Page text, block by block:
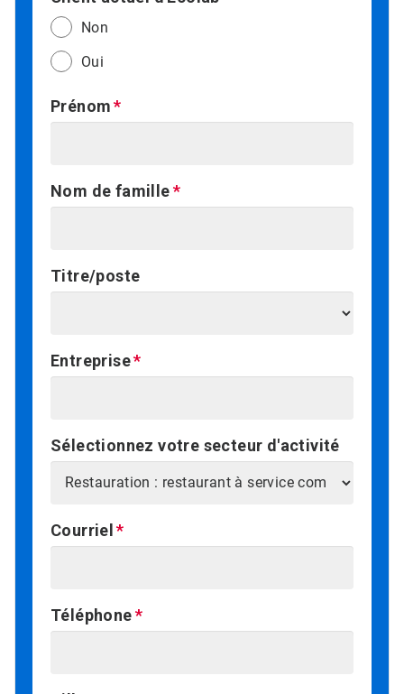
Non
Oui
Prénom
Nom de famille
Titre/poste
Entreprise
Sélectionnez votre secteur d'activité
Courriel
Téléphone